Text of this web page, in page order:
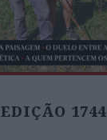
EDIÇÃO 1744